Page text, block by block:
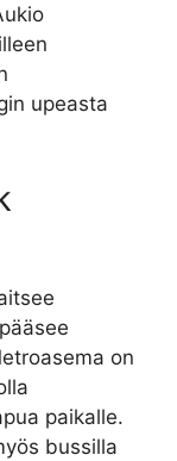
upeasta
on
paikalle.
bussilla